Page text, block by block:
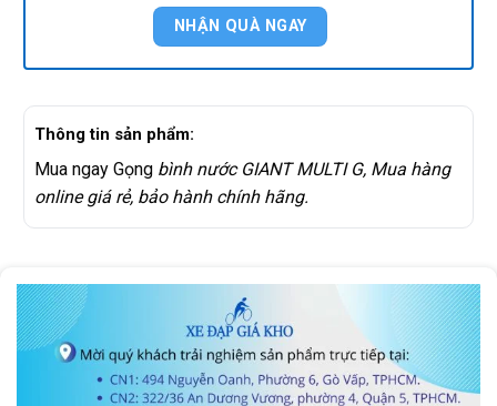
Thông tin sản phẩm:
Mua ngay Gọng bình nước GIANT MULTI G, Mua hàng
online giá rẻ, bảo hành chính hãng.